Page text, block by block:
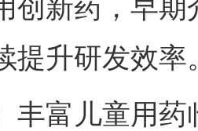
创新药，早
提升研发效率
富儿童用药